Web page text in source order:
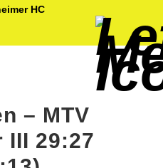
– MTV
III 29:27
Back
1. Herren
2. Herren
Back
Weibliche
Back
NHC
Back
Vorstand
Satzung
Back
Back
Download
Back